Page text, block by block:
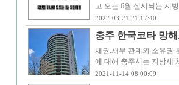
고 오는 6월 실시되는 지
2022-03-21 21:17:40
충주 한국코타 망
채권.채무 관계와 소유권
에 대해 충주시는 지방세
2021-11-14 08:00:09